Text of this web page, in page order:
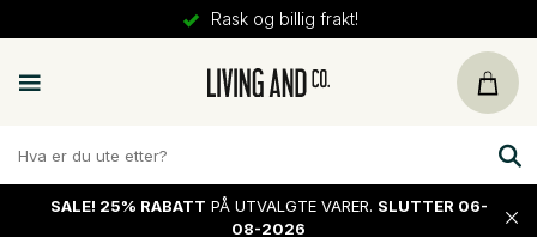
Rask og billig frakt!
SALE! 25% RABATT PÅ UTVALGTE VARER. SLUTTER 06-
08-2026